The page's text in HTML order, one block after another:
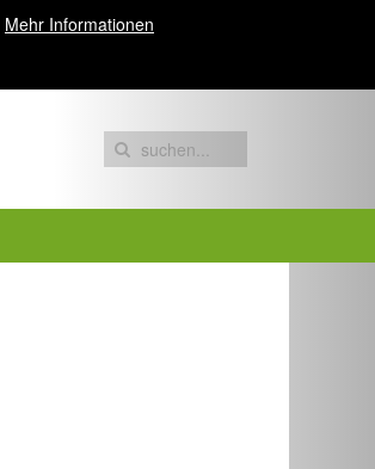
Mehr Informationen